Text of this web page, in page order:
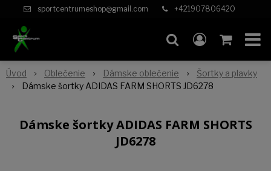
sportcentrumeshop@gmail.com +421907806420
Úvod Oblečenie Dámske oblečenie
Šortky a plavky
Dámske šortky ADIDAS FARM SHORTS JD6278
Dámske šortky ADIDAS FARM SHORTS
JD6278